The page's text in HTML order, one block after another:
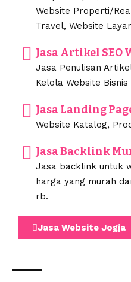
Website Properti/
Travel, Website
Jasa Artikel SEO
Jasa Penulisan
Kelola Website
Jasa Landing
Website Katalog,
Jasa Backlink
Jasa backlink untuk
harga yang murah
rb.
Jasa Website Jogja